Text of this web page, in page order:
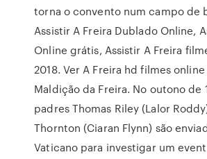
torna o convento num campo de
Assistir A Freira Dublado Online,
Online grátis, Assistir A Freira
2018. Ver A Freira hd filmes
Maldição da Freira. No outono de
padres Thomas Riley (Lalor
Thornton (Ciaran Flynn) são
Vaticano para investigar um